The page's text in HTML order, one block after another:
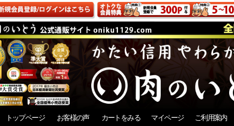
トップページ お客様の声 カートをみる マイページ ご利用案内